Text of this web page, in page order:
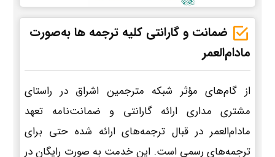
ضمانت و گارانتی کلیه ترجمه ها به‌صورت
مادام‌العمر
از گام‌های مؤثر شبکه مترجمین اشراق در راستای
مشتری مداری ارائه گارانتی و ضمانت‌نامه تعهد
مادام‌العمر در قبال ترجمه‌های ارائه شده حتی برای
ترجمه‌های رسمی است. این خدمت به صورت رایگان در